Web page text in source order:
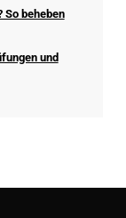
So beheben
und